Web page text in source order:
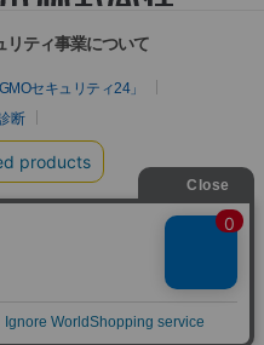
リティ事業について
セキュリティ24」
断
ィ byイエラエ）